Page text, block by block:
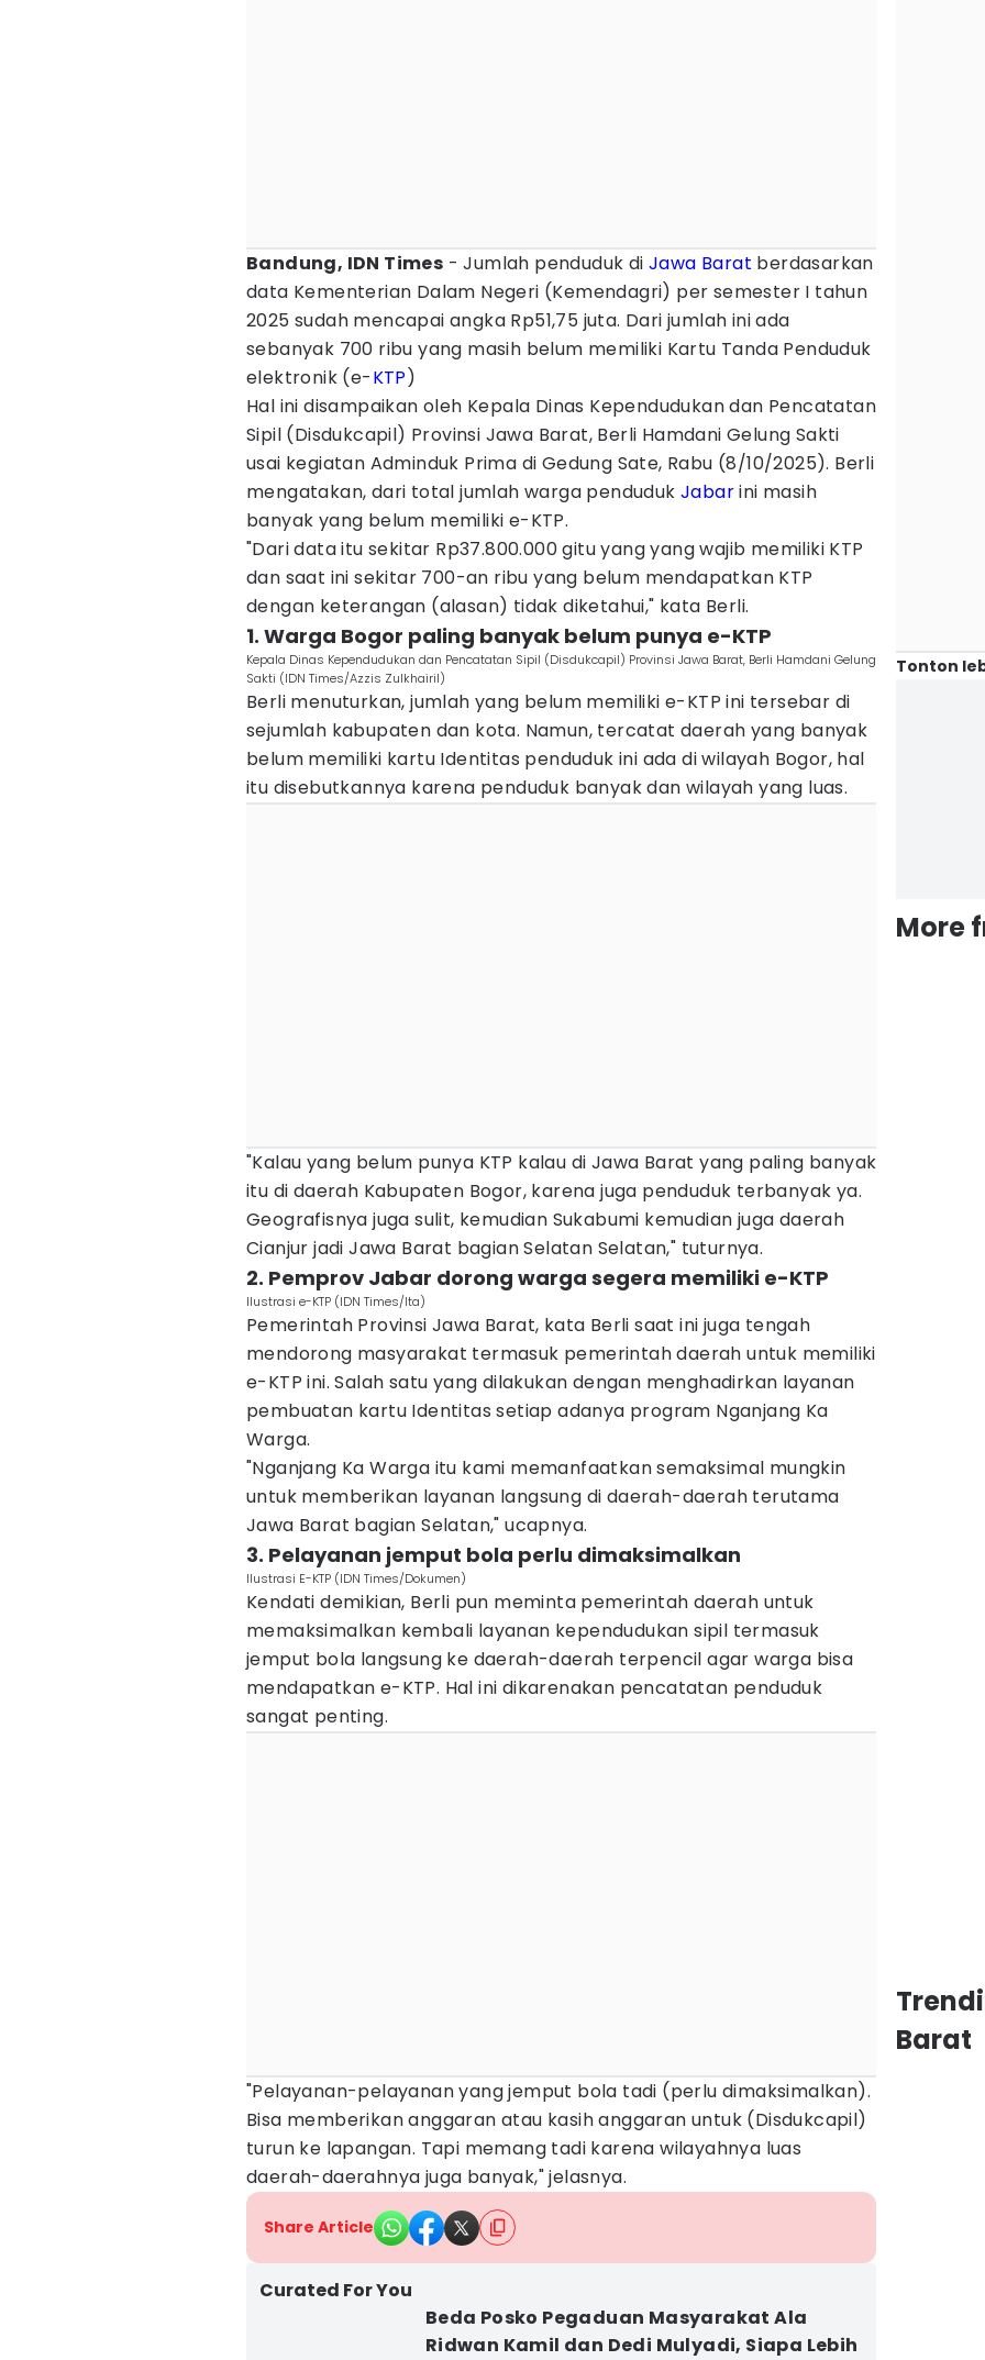
Bandung, IDN Times - Jumlah penduduk diJawa Barat berdasarkan
data Kementerian Dalam Negeri (Kemendagri) per semester I tahun
2025 sudah mencapai angka Rp51,75 juta. Dari jumlah ini ada
sebanyak 700 ribu yang masih belum memiliki Kartu Tanda Penduduk
elektronik (e-KTP)
Hal ini disampaikan oleh Kepala Dinas Kependudukan dan Pencatatan
Sipil (Disdukcapil) Provinsi Jawa Barat, Berli Hamdani Gelung Sakti
usai kegiatan Adminduk Prima di Gedung Sate, Rabu (8/10/2025). Berli
mengatakan, dari total jumlah warga penduduk Jabarini masih
banyak yang belum memiliki e-KTP.
"Dari data itu sekitar Rp37.800.000 gitu yang yang wajib memiliki KTP
dan saat ini sekitar 700-an ribu yang belum mendapatkan KTP
dengan keterangan (alasan) tidak diketahui," kata Berli.
1. Warga Bogor paling banyak belum punya e-KTP
Kepala Dinas Kependudukan dan Pencatatan Sipil (Disdukcapil) Provinsi Jawa Barat, Berli Hamdani Gelung
Sakti (IDN Times/Azzis Zulkhairil)
Berli menuturkan, jumlah yang belum memiliki e-KTP ini tersebar di
sejumlah kabupaten dan kota. Namun, tercatat daerah yang banyak
belum memiliki kartu Identitas penduduk ini ada di wilayah Bogor, hal
itu disebutkannya karena penduduk banyak dan wilayah yang luas.
"Kalau yang belum punya KTP kalau di Jawa Barat yang paling banyak
itu di daerah Kabupaten Bogor, karena juga penduduk terbanyak ya.
Geografisnya juga sulit, kemudian Sukabumi kemudian juga daerah
Cianjur jadi Jawa Barat bagian Selatan Selatan," tuturnya.
2. Pemprov Jabar dorong warga segera memiliki e-KTP
Ilustrasi e-KTP (IDN Times/Ita)
Pemerintah Provinsi Jawa Barat, kata Berli saat ini juga tengah
mendorong masyarakat termasuk pemerintah daerah untuk memiliki
e-KTP ini. Salah satu yang dilakukan dengan menghadirkan layanan
pembuatan kartu Identitas setiap adanya program Nganjang Ka
Warga.
"Nganjang Ka Warga itu kami memanfaatkan semaksimal mungkin
untuk memberikan layanan langsung di daerah-daerah terutama
Jawa Barat bagian Selatan," ucapnya.
3. Pelayanan jemput bola perlu dimaksimalkan
Ilustrasi E-KTP (IDN Times/Dokumen)
Kendati demikian, Berli pun meminta pemerintah daerah untuk
memaksimalkan kembali layanan kependudukan sipil termasuk
jemput bola langsung ke daerah-daerah terpencil agar warga bisa
mendapatkan e-KTP. Hal ini dikarenakan pencatatan penduduk
sangat penting.
"Pelayanan-pelayanan yang jemput bola tadi (perlu dimaksimalkan).
Bisa memberikan anggaran atau kasih anggaran untuk (Disdukcapil)
turun ke lapangan. Tapi memang tadi karena wilayahnya luas
daerah-daerahnya juga banyak," jelasnya.
Share Article
Curated For You
Beda Posko Pegaduan Masyarakat Ala
Ridwan Kamil dan Dedi Mulyadi, Siapa Lebih
Tonton
More
Barat